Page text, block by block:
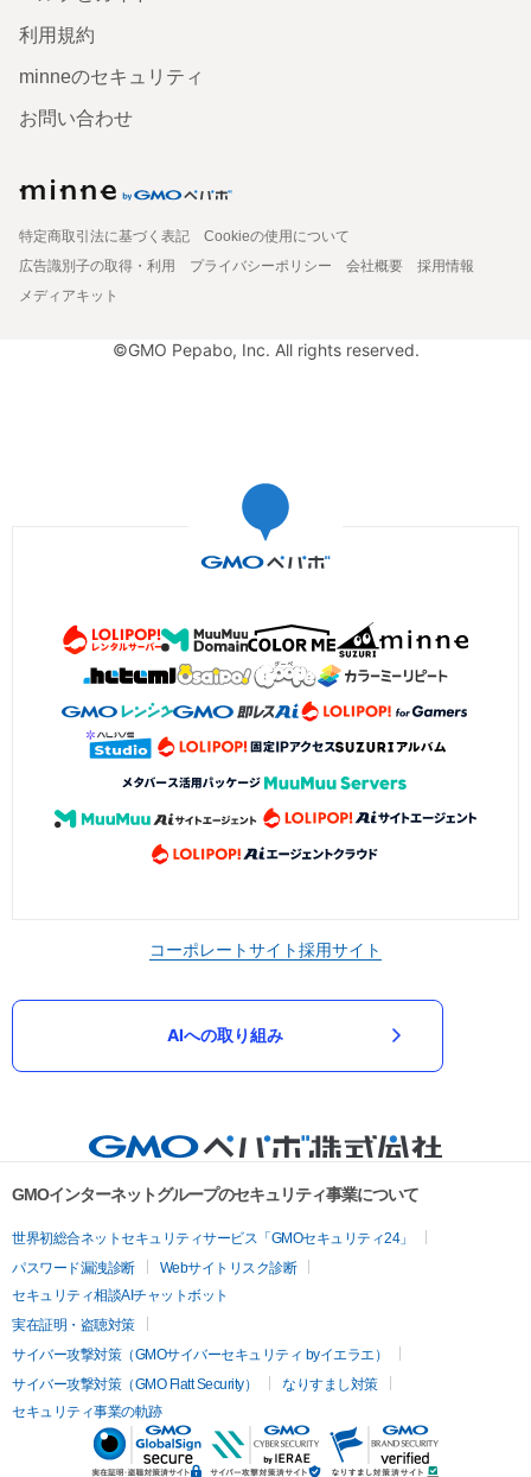
利用規約
minneのセキュリティ
お問い合わせ
特定商取引法に基づく表記
Cookieの使用について
広告識別子の取得・利用
プライバシーポリシー 会社概要
採用情報
メディアキット
©GMO Pepabo, Inc. All rights reserved.
コーポレートサイト採用サイト
AIへの取り組み
GMOインターネットグループのセキュリティ事業について
世界初総合ネットセキュリティサービス「GMOセキュリティ24」
パスワード漏洩診断
Webサイトリスク診断
セキュリティ相談AIチャットボット
実在証明・盗聴対策
サイバー攻撃対策（GMOサイバーセキュリティ byイエラエ）
サイバー攻撃対策（GMO Flatt Security）
なりすまし対策
セキュリティ事業の軌跡